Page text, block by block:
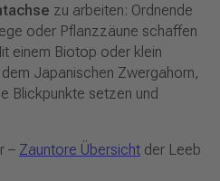
zu arbeiten: Ordnende
oder Pflanzzäune schaffen
einem Biotop oder klein
Japanischen Zwergahorn,
Blickpunkte setzen und
– Zauntore Übersicht der Leeb